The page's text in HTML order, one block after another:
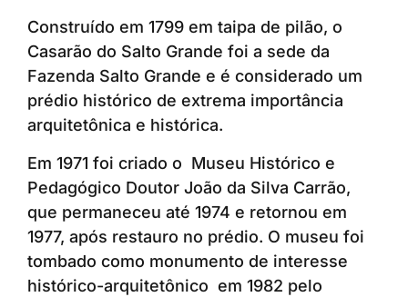
Construído em 1799 em taipa de pilão, o
Casarão do Salto Grande foi a sede da
Fazenda Salto Grande e é considerado um
prédio histórico de extrema importância
arquitetônica e histórica.
Em 1971 foi criado o Museu Histórico e
Pedagógico Doutor João da Silva Carrão,
que permaneceu até 1974 e retornou em
1977, após restauro no prédio. O museu foi
tombado como monumento de interesse
histórico-arquitetônico em 1982 pelo